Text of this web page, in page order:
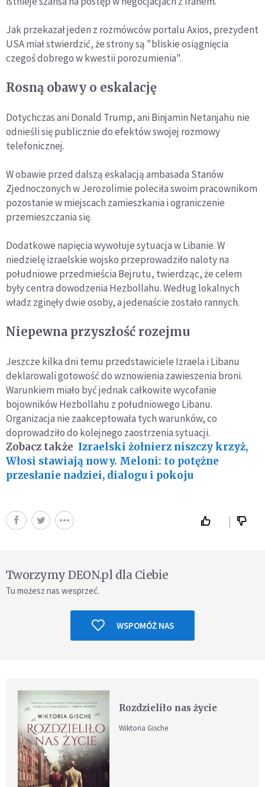
Jak przekazał jeden z rozmówców portalu Axios, prezydent
USA miał stwierdzić, że strony są "bliskie osiągnięcia
czegoś dobrego w kwestii porozumienia".
Rosną obawy o eskalację
Dotychczas ani Donald Trump, ani Binjamin Netanjahu nie
odnieśli się publicznie do efektów swojej rozmowy
telefonicznej.
W obawie przed dalszą eskalacją ambasada Stanów
Zjednoczonych w Jerozolimie poleciła swoim pracownikom
pozostanie w miejscach zamieszkania i ograniczenie
przemieszczania się.
Dodatkowe napięcia wywołuje sytuacja w Libanie. W
niedzielę izraelskie wojsko przeprowadziło naloty na
południowe przedmieścia Bejrutu, twierdząc, że celem
były centra dowodzenia Hezbollahu. Według lokalnych
władz zginęły dwie osoby, a jedenaście zostało rannych.
Niepewna przyszłość rozejmu
Jeszcze kilka dni temu przedstawiciele Izraela i Libanu
deklarowali gotowość do wznowienia zawieszenia broni.
Warunkiem miało być jednak całkowite wycofanie
bojowników Hezbollahu z południowego Libanu.
Organizacja nie zaakceptowała tych warunków, co
doprowadziło do kolejnego zaostrzenia sytuacji.
Zobacz także Izraelski żołnierz niszczy krzyż,
Włosi stawiają nowy. Meloni: to potężne
przesłanie nadziei, dialogu i pokoju
Tworzymy DEON.pl dla Ciebie
Tu możesz nas wesprzeć.
WSPOMÓŻ NAS
Rozdzieliło nas życie
Wiktoria Gische